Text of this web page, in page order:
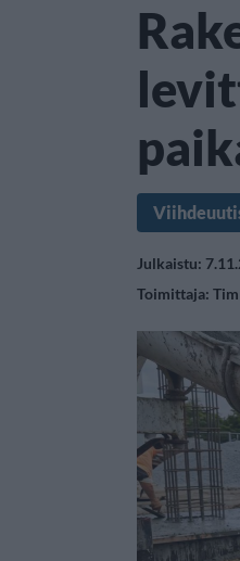
Julkaistu:
Toimittaja: